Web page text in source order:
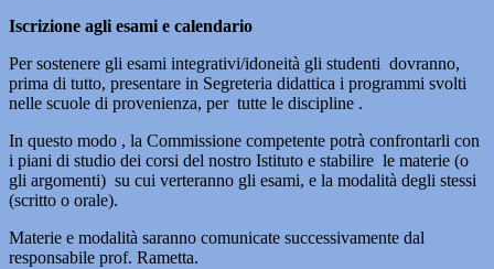
Iscrizione agli esami e calendario
Per sostenere gli esami integrativi/idoneità gli studenti dovranno,
prima di tutto, presentare in Segreteria didattica i programmi svolti
nelle scuole di provenienza, per tutte le discipline .
In questo modo , la Commissione competente potrà confrontarli con
i piani di studio dei corsi del nostro Istituto e stabilire le materie (o
gli argomenti) su cui verteranno gli esami, e la modalità degli stessi
(scritto o orale).
Materie e modalità saranno comunicate successivamente dal
responsabile prof. Rametta.